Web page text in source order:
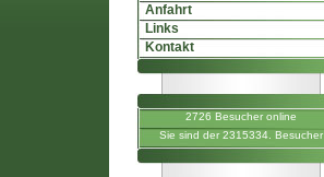
Anfahrt
Links
Kontakt
2726 Besucher online
Sie sind der 2315334. Besucher